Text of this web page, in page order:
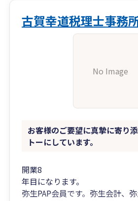
古賀幸道税理士事務
No Image
お客様のご要望に真摯に寄り
トーにしています。
開業8
年目になります。
弥生PAP会員です。弥生会計、